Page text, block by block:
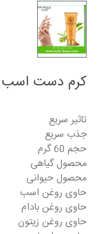
کرم دست اسب
تاثیر سریع
جذب سریع
حجم 60 گرم
محصول گیاهی
محصول حیوانی
حاوی روغن اسب
حاوی روغن بادام
حاوی روغن زیتون